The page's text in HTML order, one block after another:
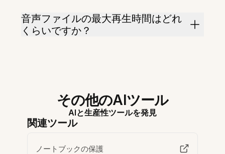
音声ファイルの最大再生時間はどれ
くらいですか？
その他のAIツール
AIと生産性ツールを発見
関連ツール
ノートブックの保護